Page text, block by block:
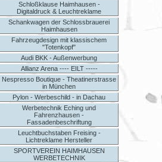
Schloßklause Haimhausen -
Digitaldruck & Leuchtreklame
Schankwagen der Schlossbrauerei
Haimhausen
Fahrzeugdesign mit klassischem
"Totenkopf"
Audi BKK - Außenwerbung
Allianz Arena ---- EILT -----
Nespresso Boutique - Theatinerstrasse
in München
Pylon - Werbeschild - in Dachau
Werbetechnik Eching und
Fahrenzhausen -
Fassadenbeschriftung
Leuchtbuchstaben Freising -
Lichtreklame Hersteller
SPORTVEREIN HAIMHAUSEN
WERBETECHNIK